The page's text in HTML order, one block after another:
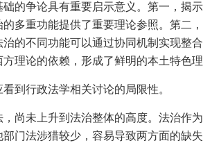
的争论具有重要启示意义。第一，揭
多重功能提供了重要理论参照。第二
的不同功能可以通过协同机制实现整
理论的依赖，形成了鲜明的本土特色
到行政法学相关讨论的局限性。
尚未上升到法治整体的高度。法治作
门法涉猎较少，容易导致两方面的